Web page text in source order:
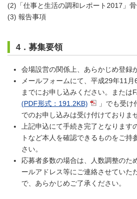
(2)「仕事と生活の調和レポート2017」
(3) 報告事項
4．募集要領
会場設営の関係上、あらかじめ登録
メールフォームにて、平成29年11月
までにお申し込みください。または
(PDF形式：191.2KB)
」でも受け
でのお申し込みは受け付けておりま
上記申込にて手続き完了となります
トなど本人を確認できるものをご持
さい。
応募者多数の場合は、人数調整のた
ールアドレス等にご連絡させていた
で、あらかじめご了承ください。